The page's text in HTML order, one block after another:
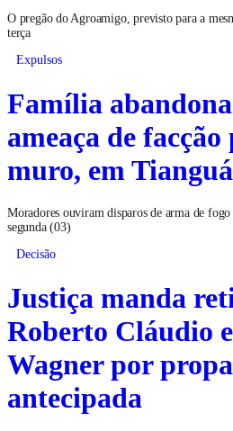
O pregão do Agroamigo, previsto para a
terça
Expulsos
Família abandona
ameaça de
muro, em Tianguá
Moradores ouviram disparos de arma de fogo
segunda (03)
Decisão
Justiça manda
Roberto Cláudio
Wagner por
antecipada